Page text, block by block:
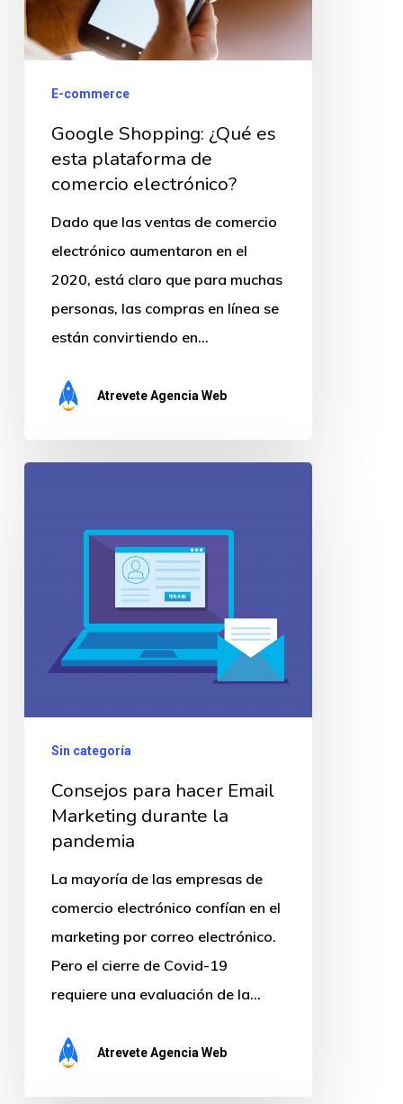
plataforma
de
E-commerce
Google Shopping: ¿Qué es
esta plataforma de
comercio electrónico?
Dado que las ventas de comercio
electrónico aumentaron en el
2020, está claro que para muchas
personas, las compras en línea se
están convirtiendo en…
Atrevete Agencia Web
pandemia
Sin categoría
Consejos para hacer Email
Marketing durante la
pandemia
La mayoría de las empresas de
comercio electrónico confían en el
marketing por correo electrónico.
Pero el cierre de Covid-19
requiere una evaluación de la…
Atrevete Agencia Web